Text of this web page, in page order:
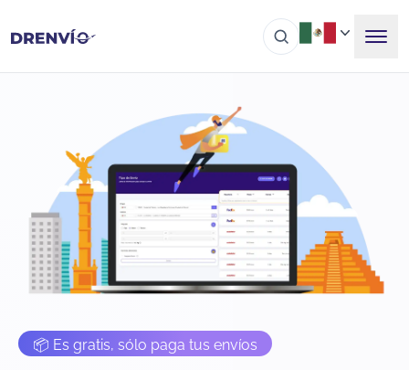
📦 Es gratis, sólo paga tus envíos